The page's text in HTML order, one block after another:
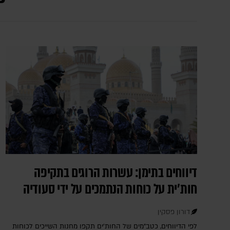
דיווחים בתימן: עשרות הרוגים בתקיפה
חות'ית על כוחות הנתמכים על ידי סעודיה
דורון פסקין
לפי הדיווחים, כטב"מים של החות'ים תקפו מחנות השייכים לכוחות